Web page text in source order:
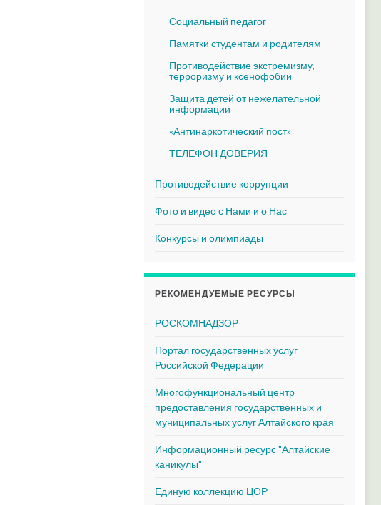
Социальный педагог
Памятки студентам и родителям
Противодействие экстремизму,
терроризму и ксенофобии
Защита детей от нежелательной
информации
«Антинаркотический пост»
ТЕЛЕФОН ДОВЕРИЯ
Противодействие коррупции
Фото и видео с Нами и о Нас
Конкурсы и олимпиады
РЕКОМЕНДУЕМЫЕ РЕСУРСЫ
РОСКОМНАДЗОР
Портал государственных услуг
Российской Федерации
Многофункциональный центр
предоставления государственных и
муниципальных услуг Алтайского края
Информационный ресурс "Алтайские
каникулы"
Единую коллекцию ЦОР